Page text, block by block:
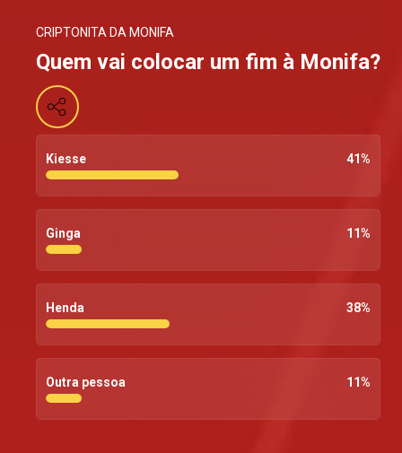
CRIPTONITA DA MONIFA
Quem vai colocar um fim à Monifa?
Kiesse 41%
Ginga 11%
Henda 38%
Outra pessoa 11%